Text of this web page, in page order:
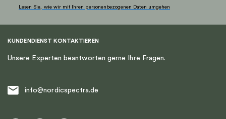
Lesen Sie, wie wir mit Ihren personenbezogenen Daten umgehen
KUNDENDIENST KONTAKTIEREN
Unsere Experten beantworten gerne Ihre Fragen.
info@nordicspectra.de